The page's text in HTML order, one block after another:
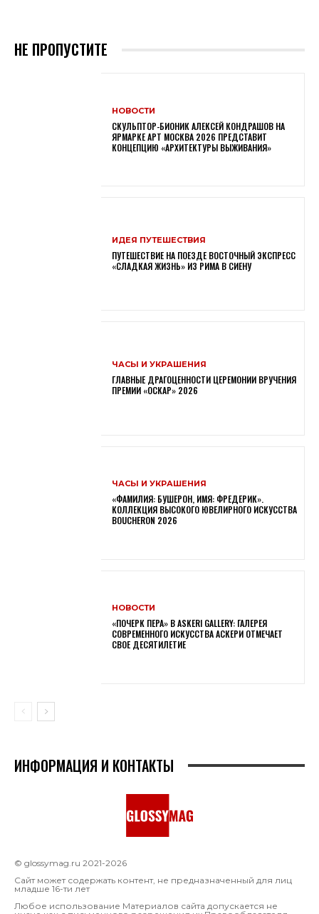
НЕ ПРОПУСТИТЕ
НОВОСТИ
СКУЛЬПТОР-БИОНИК АЛЕКСЕЙ КОНДРАШОВ НА
ЯРМАРКЕ АРТ МОСКВА 2026 ПРЕДСТАВИТ
КОНЦЕПЦИЮ «АРХИТЕКТУРЫ ВЫЖИВАНИЯ»
ИДЕЯ ПУТЕШЕСТВИЯ
ПУТЕШЕСТВИЕ НА ПОЕЗДЕ ВОСТОЧНЫЙ ЭКСПРЕСС
«СЛАДКАЯ ЖИЗНЬ» ИЗ РИМА В СИЕНУ
ЧАСЫ И УКРАШЕНИЯ
ГЛАВНЫЕ ДРАГОЦЕННОСТИ ЦЕРЕМОНИИ ВРУЧЕНИЯ
ПРЕМИИ «ОСКАР» 2026
ЧАСЫ И УКРАШЕНИЯ
«ФАМИЛИЯ: БУШЕРОН, ИМЯ: ФРЕДЕРИК».
КОЛЛЕКЦИЯ ВЫСОКОГО ЮВЕЛИРНОГО ИСКУССТВА
BOUCHERON 2026
НОВОСТИ
«ПОЧЕРК ПЕРА» В ASKERI GALLERY: ГАЛЕРЕЯ
СОВРЕМЕННОГО ИСКУССТВА АСКЕРИ ОТМЕЧАЕТ
СВОЕ ДЕСЯТИЛЕТИЕ
ИНФОРМАЦИЯ И КОНТАКТЫ
© glossymag.ru 2021-2026
Сайт может содержать контент, не предназначенный для лиц
младше 16-ти лет
Любое использование Материалов сайта допускается не